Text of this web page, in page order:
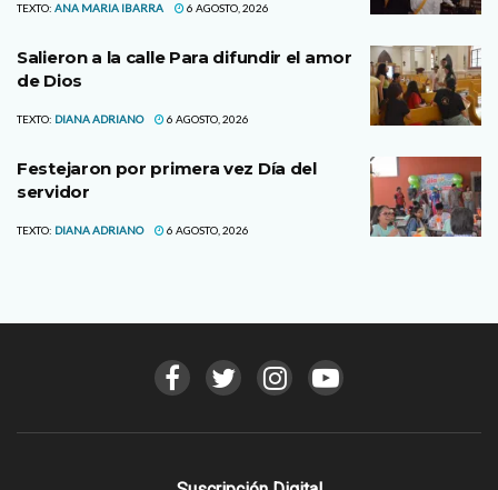
TEXTO: ANA MARIA IBARRA 6 AGOSTO, 2026
Salieron a la calle Para difundir el amor
de Dios
TEXTO: DIANA ADRIANO 6 AGOSTO, 2026
Festejaron por primera vez Día del
servidor
TEXTO: DIANA ADRIANO 6 AGOSTO, 2026